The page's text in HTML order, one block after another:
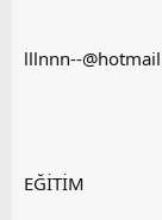
t
a
r
i
lllnnn--
EĞİTİM